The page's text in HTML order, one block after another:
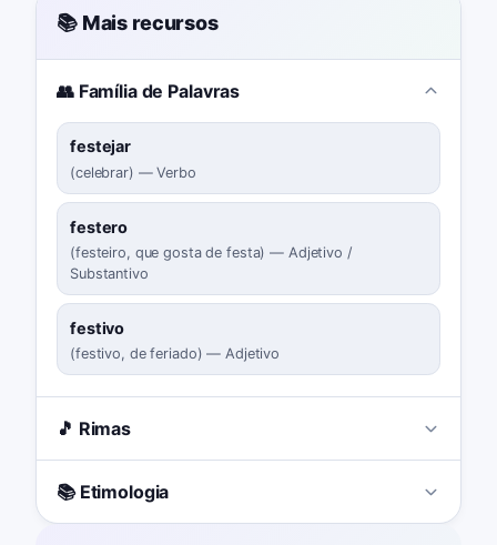
📚 Mais recursos
👥 Família de Palavras
festejar
(celebrar) —Verbo
festero
(festeiro, que gosta de festa) — Adjetivo /
Substantivo
festivo
(festivo, de feriado) —Adjetivo
🎵 Rimas
📚 Etimologia